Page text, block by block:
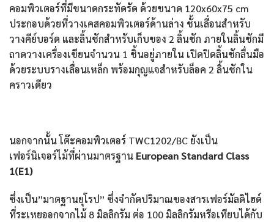
คอมพิวเตอร์ที่มีขนาดกระทัดรัด ด้วยขนาด 120x60x75 cm
ประกอบด้วยที่วางเคสคอมพิวเตอร์ด้านล่าง ชั้นเลื่อนสำหรับ
วางคีย์บอร์ด และลิ้นชักสำหรับเก็บของ 2 ลิ้นชัก ภายในลิ้นชักมี
ถาดวางเครื่องเขียนจำนวน 1 ชิ้นอยู่ภายใน เปิดปิดลิ้นชักลื่นมือ
ด้วยระบบรางเลื่อนเหล็ก พร้อมกุญแจสำหรับล็อค 2 ลิ้นชักใน
คราวเดียว
นอกจากนั้น โต๊ะคอมพิวเตอร์ TWC1202/BC ยังเป็น
เฟอร์นิเจอร์ไม้ที่ผ่านมาตรฐาน European Standard Class
1(E1)
ซึ่งเป็น”มาตฐานยุโรป” ซึ่งจำกัดปริมาณของสารเฟอร์มัลดิไฮด์
ที่ระเหยออกจากไม้ 8 มิลลิกรัม ต่อ 100 มิลลิกรัมหรือเทียบได้กับ